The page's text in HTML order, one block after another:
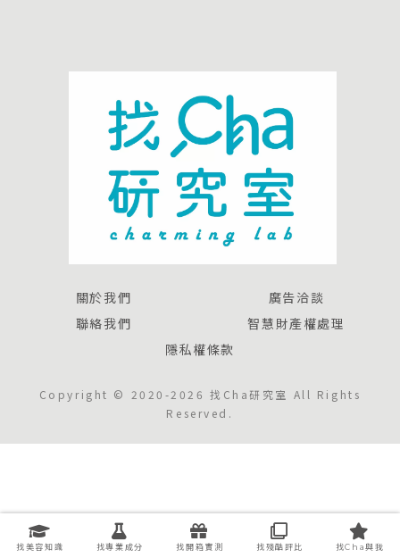
關於我們
廣告洽談
聯絡我們
智慧財產權處理
隱私權條款
Copyright © 2020-2026 找Cha研究室 All Rights
Reserved.
找美容知識 找專業成分 找開箱實測 找殘酷評比 找Cha與我